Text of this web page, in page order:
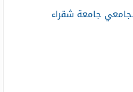
جامعة شقراء